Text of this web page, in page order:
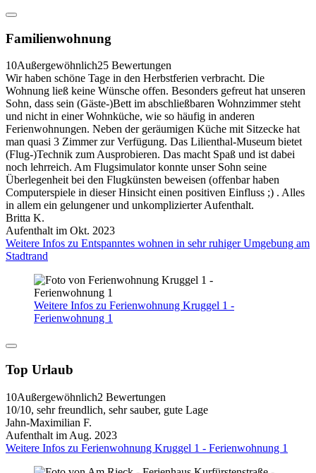
Familienwohnung
10Außergewöhnlich25 Bewertungen
Wir haben schöne Tage in den Herbstferien verbracht. Die
Wohnung ließ keine Wünsche offen. Besonders gefreut hat unseren
Sohn, dass sein (Gäste-)Bett im abschließbaren Wohnzimmer steht
und nicht in einer Wohnküche, wie so häufig in anderen
Ferienwohnungen. Neben der geräumigen Küche mit Sitzecke hat
man quasi 3 Zimmer zur Verfügung. Das Lilienthal-Museum bietet
(Flug-)Technik zum Ausprobieren. Das macht Spaß und ist dabei
noch lehrreich. Am Flugsimulator konnte unser Sohn seine
Überlegenheit bei den Flugkünsten beweisen (offenbar haben
Computerspiele in dieser Hinsicht einen positiven Einfluss ;) . Alles
in allem ein gelungener und unkomplizierter Aufenthalt.
Britta K.
Aufenthalt im Okt. 2023
Weitere Infos zu Entspanntes wohnen in sehr ruhiger Umgebung am
Stadtrand
Weitere Infos zu Ferienwohnung Kruggel 1 -
Ferienwohnung 1
Top Urlaub
10Außergewöhnlich2 Bewertungen
10/10, sehr freundlich, sehr sauber, gute Lage
Jahn-Maximilian F.
Aufenthalt im Aug. 2023
Weitere Infos zu Ferienwohnung Kruggel 1 - Ferienwohnung 1